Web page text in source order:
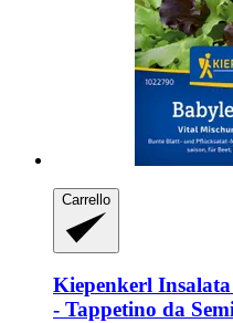
Carrello
Kiepenkerl
-​ Tappetino da